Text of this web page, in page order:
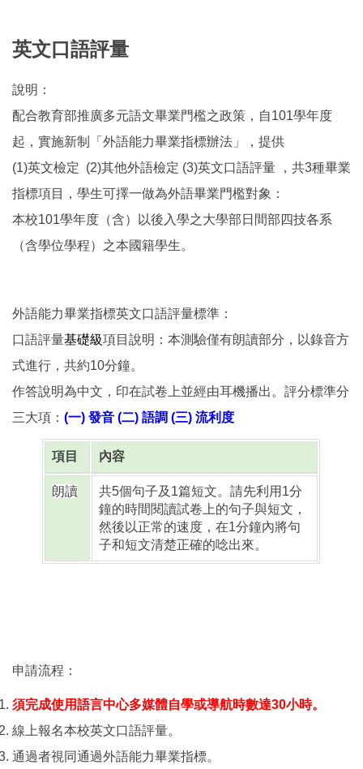
英文口語評量
說明：
配合教育部推廣多元語文畢業門檻之政策，自101學年度
起，實施新制「外語能力畢業指標辦法」，提供
(1)英文檢定 (2)其他外語檢定 (3)英文口語評量 ，共3種畢業
指標項目，學生可擇一做為外語畢業門檻對象：
本校101學年度（含）以後入學之大學部日間部四技各系
（含學位學程）之本國籍學生。
外語能力畢業指標英文口語評量標準：
口語評量基礎級項目說明：本測驗僅有朗讀部分，以錄音方
式進行，共約10分鐘。
作答說明為中文，印在試卷上並經由耳機播出。評分標準分
三大項： (一) 發音 (二) 語調 (三) 流利度
項目 內容
朗讀
共5個句子及1篇短文。請先利用1分
鐘的時間閱讀試卷上的句子與短文，
然後以正常的速度，在1分鐘內將句
子和短文清楚正確的唸出來。
申請流程：
須完成使用語言中心多媒體自學或導航時數達30小時。
線上報名本校英文口語評量。
通過者視同通過外語能力畢業指標。